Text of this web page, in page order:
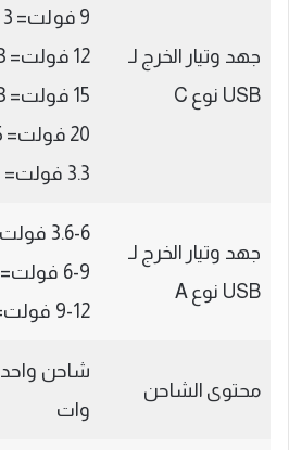
جهد وتيار الخرج لـ
USB نوع C
9 فولت= 3 أمبير
12 فولت= 3 أمبير
15 فولت= 3 أمبير
20 فولت= 3.25 أمبير
3.3 فولت= 5 أمبير
جهد وتيار الخرج لـ
USB نوع A
3.6-6 فولت= 3 أمبير
6-9 فولت= 2 أمبير
9-12 فولت= 1.5 أمبير
محتوى الشاحن
وات